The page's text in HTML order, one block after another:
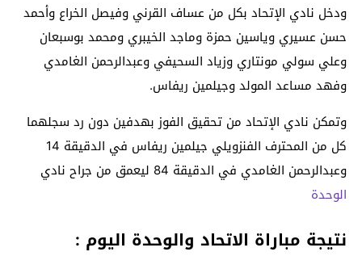
ودخل نادي الإتحاد بكل من عساف القرني وفيصل الخراع وأحمد
حسن عسيري وياسين حمزة وماجد الخيبري ومحمد بوسبعان
وعلي سولي مونتاري وزياد السحيفي وعبدالرحمن الغامدي
وفهد مساعد المولد وجيلمين ريفاس.
وتمكن نادي الإتحاد من تحقيق الفوز بهدفين دون رد سجلهما
كل من المحترف الفنزويلي جيلمين ريفاس في الدقيقة 14
وعبدالرحمن الغامدي في الدقيقة 84 ليعمق من جراح نادي
الوحدة
نتيجة مباراة الاتحاد والوحدة اليوم :